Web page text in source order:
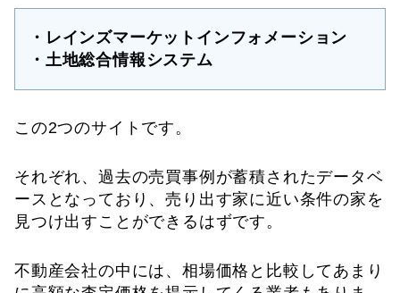
・レインズマーケットインフォメーション
・土地総合情報システム
この2つのサイトです。
それぞれ、過去の売買事例が蓄積されたデータベ
ースとなっており、売り出す家に近い条件の家を
見つけ出すことができるはずです。
不動産会社の中には、相場価格と比較してあまり